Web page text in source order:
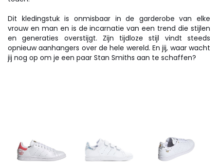
Dit kledingstuk is onmisbaar in de garderobe van elke
vrouw en man en is de incarnatie van een trend die stijlen
en generaties overstijgt. Zijn tijdloze stijl vindt steeds
opnieuw aanhangers over de hele wereld. En jij, waar wacht
jij nog op om je een paar Stan Smiths aan te schaffen?